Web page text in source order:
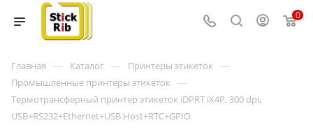
0
Главная — Каталог — Принтеры этикеток —
Промышленные принтеры этикеток —
Термотрансферный принтер этикеток iDPRT iX4P, 300 dpi,
USB+RS232+Ethernet+USB Host+RTC+GPIO